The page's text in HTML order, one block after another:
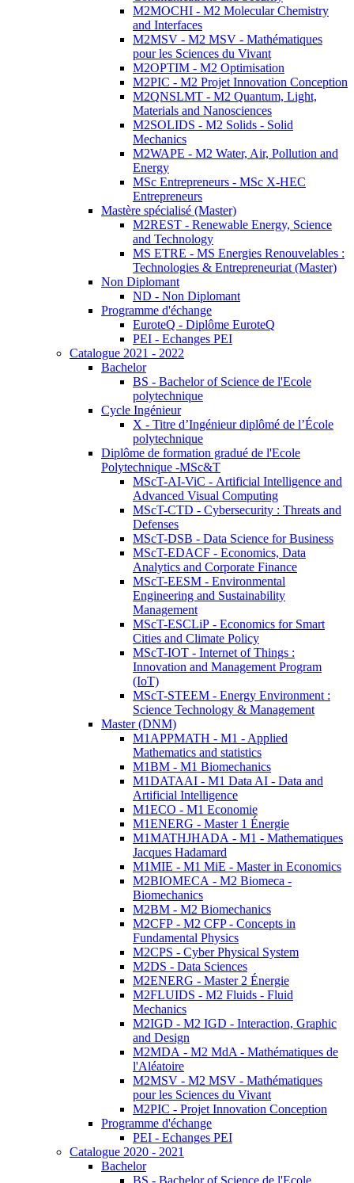
M2MOCHI - M2 Molecular Chemistry
and Interfaces
M2MSV - M2 MSV - Mathématiques
pour les Sciences du Vivant
M2OPTIM - M2 Optimisation
M2PIC - M2 Projet Innovation Conception
M2QNSLMT - M2 Quantum, Light,
Materials and Nanosciences
M2SOLIDS - M2 Solids - Solid
Mechanics
M2WAPE - M2 Water, Air, Pollution and
Energy
MSc Entrepreneurs - MSc X-HEC
Entrepreneurs
Mastère spécialisé (Master)
M2REST - Renewable Energy, Science
and Technology
MS ETRE - MS Energies Renouvelables :
Technologies & Entrepreneuriat (Master)
Non Diplomant
ND - Non Diplomant
Programme d'échange
EuroteQ - Diplôme EuroteQ
PEI - Echanges PEI
Catalogue 2021 - 2022
Bachelor
BS - Bachelor of Science de l'Ecole
polytechnique
Cycle Ingénieur
X - Titre d’Ingénieur diplômé de l’École
polytechnique
Diplôme de formation gradué de l'Ecole
Polytechnique -MSc&T
MScT-AI-ViC - Artificial Intelligence and
Advanced Visual Computing
MScT-CTD - Cybersecurity : Threats and
Defenses
MScT-DSB - Data Science for Business
MScT-EDACF - Economics, Data
Analytics and Corporate Finance
MScT-EESM - Environmental
Engineering and Sustainability
Management
MScT-ESCLiP - Economics for Smart
Cities and Climate Policy
MScT-IOT - Internet of Things :
Innovation and Management Program
(IoT)
MScT-STEEM - Energy Environment :
Science Technology & Management
Master (DNM)
M1APPMATH - M1 - Applied
Mathematics and statistics
M1BM - M1 Biomechanics
M1DATAAI - M1 Data AI - Data and
Artificial Intelligence
M1ECO - M1 Economie
M1ENERG - Master 1 Énergie
M1MATHJHADA - M1 - Mathematiques
Jacques Hadamard
M1MIE - M1 MiE - Master in Economics
M2BIOMECA - M2 Biomeca -
Biomechanics
M2BM - M2 Biomechanics
M2CFP - M2 CFP - Concepts in
Fundamental Physics
M2CPS - Cyber Physical System
M2DS - Data Sciences
M2ENERG - Master 2 Énergie
M2FLUIDS - M2 Fluids - Fluid
Mechanics
M2IGD - M2 IGD - Interaction, Graphic
and Design
M2MDA - M2 MdA - Mathématiques de
l'Aléatoire
M2MSV - M2 MSV - Mathématiques
pour les Sciences du Vivant
M2PIC - Projet Innovation Conception
Programme d'échange
PEI - Echanges PEI
Catalogue 2020 - 2021
Bachelor
BS - Bachelor of Science de l'Ecole